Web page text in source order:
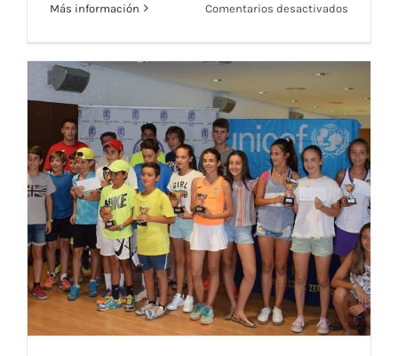
Más información Comentarios desactivados
EQUIPO
ALEVÍN